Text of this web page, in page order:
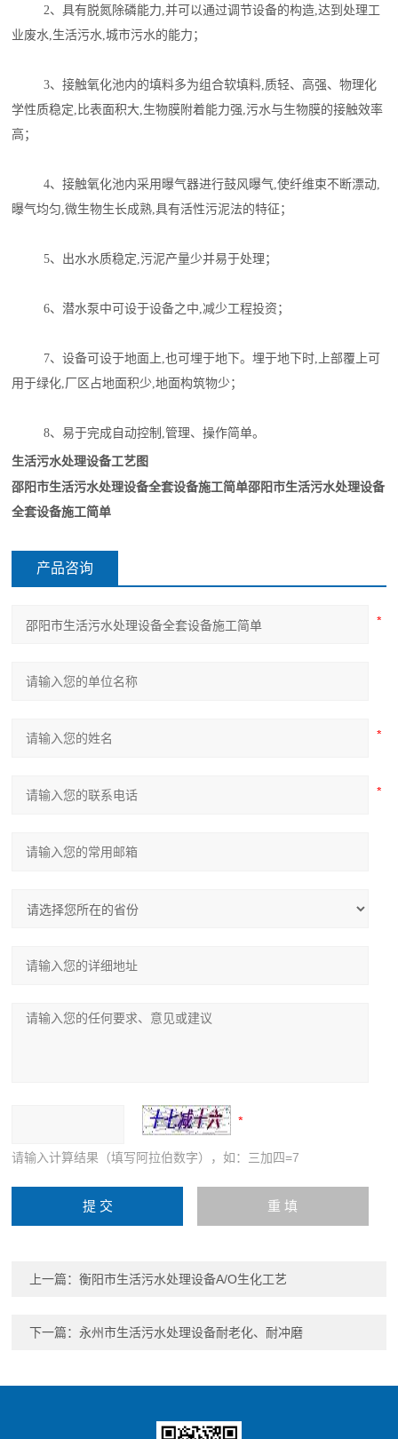
2、具有脱氮除磷能力,并可以通过调节设备的构造,达到处理工
业废水,生活污水,城市污水的能力；
3、接触氧化池内的填料多为组合软填料,质轻、高强、物理化
学性质稳定,比表面积大,生物膜附着能力强,污水与生物膜的接触效率
高；
4、接触氧化池内采用曝气器进行鼓风曝气,使纤维束不断漂动,
曝气均匀,微生物生长成熟,具有活性污泥法的特征；
5、出水水质稳定,污泥产量少并易于处理；
6、潜水泵中可设于设备之中,减少工程投资；
7、设备可设于地面上,也可埋于地下。埋于地下时,上部覆上可
用于绿化,厂区占地面积少,地面构筑物少；
8、易于完成自动控制,管理、操作简单。
生活污水处理设备工艺图
邵阳市生活污水处理设备全套设备施工简单邵阳市生活污水处理设备
全套设备施工简单
产品咨询
请输入计算结果（填写阿拉伯数字），如：三加四=7
上一篇：衡阳市生活污水处理设备A/O生化工艺
下一篇：永州市生活污水处理设备耐老化、耐冲磨